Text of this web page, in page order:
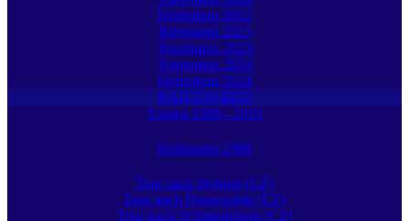
Herbsttour 2022
Rheinland 2023
Tourenmix 2023
Tourenmix 2024
Herbsttour 2024
RADTOUREN
Touren 1998 - 2010
Radtouren 1998
Tour nach Weipert (CZ)
Tour nach Hassenstein (CZ)
Tour nach Schmiedeberg (CZ)